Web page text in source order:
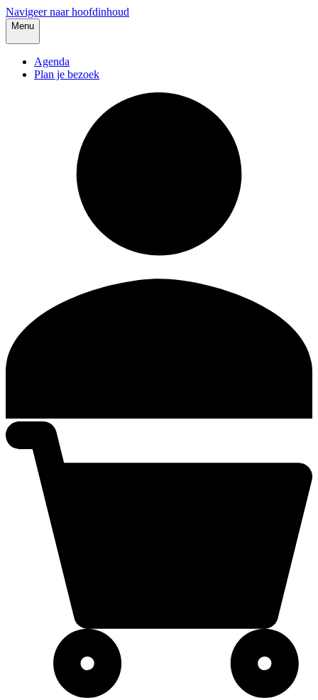
Navigeer naar hoofdinhoud
Menu
Agenda
Plan je bezoek